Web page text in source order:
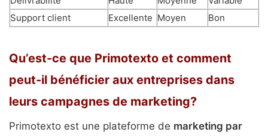
Support client
Excellente Moyen Bon
Qu’est-ce que Primotexto et comment
peut-il bénéficier aux entreprises dans
leurs campagnes de marketing?
Primotexto est une plateforme de marketing par